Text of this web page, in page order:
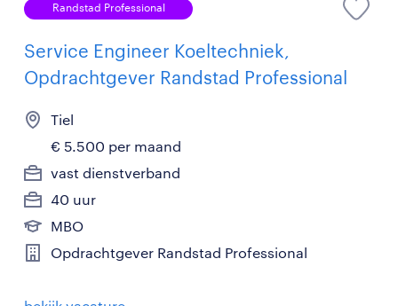
Randstad Professional
Service Engineer Koeltechniek,
Opdrachtgever Randstad Professional
Tiel
€ 5.500 per maand
vast dienstverband
40 uur
MBO
Opdrachtgever Randstad Professional